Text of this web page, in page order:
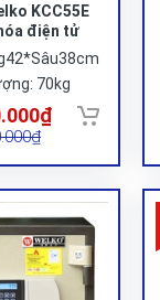
KCC55E
điện tử
70kg